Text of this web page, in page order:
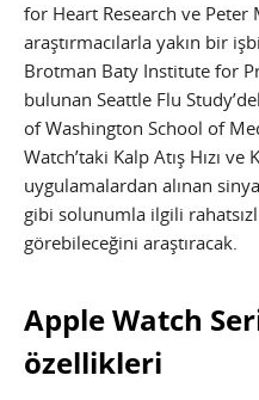
for Heart Research ve Peter
araştırmacılarla yakın bir
Brotman Baty Institute for
bulunan Seattle Flu
of Washington School of
Watch’taki Kalp Atış Hızı
uygulamalardan alınan
gibi solunumla ilgili
görebileceğini araştıracak.
Apple Watch
özellikleri